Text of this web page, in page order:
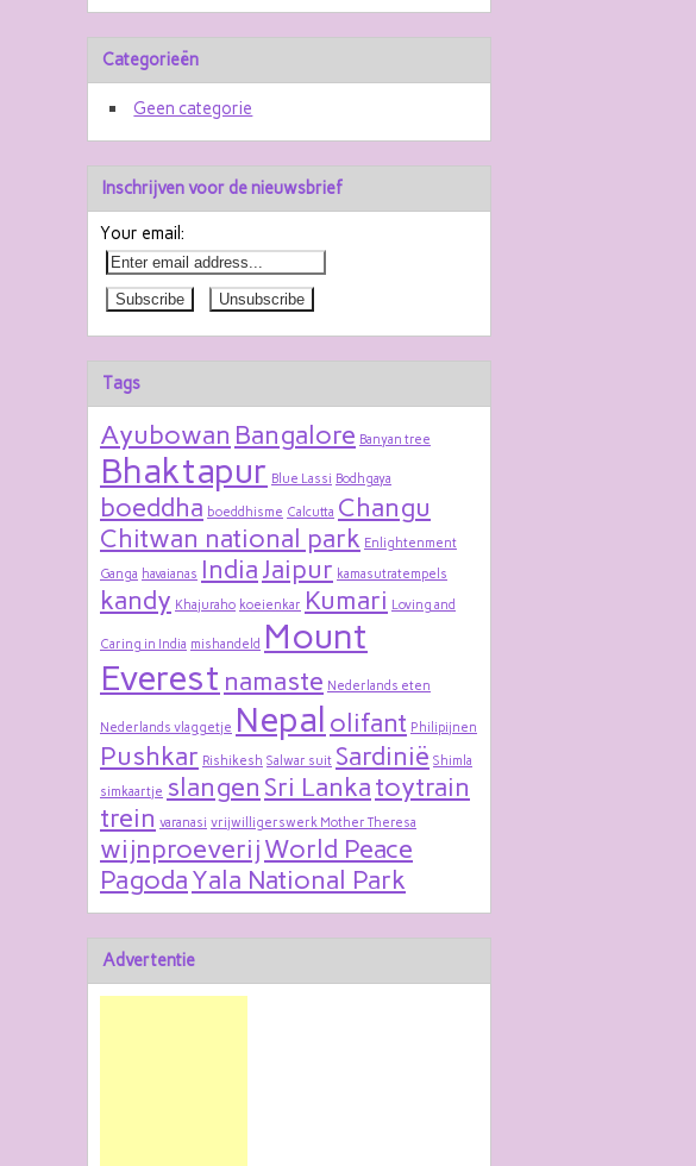
Categorieën
Geen categorie
Inschrijven voor de nieuwsbrief
Your email:
Tags
Ayubowan Bangalore Banyan tree
Bhaktapur Blue Lassi Bodhgaya
boeddha boeddhisme Calcutta Changu
Chitwan national park Enlightenment
Ganga havaianas IndiaJaipur kamasutratempels
kandy Khajuraho koeienkar Kumari Loving and
Caring in India mishandeld Mount
Everest namaste Nederlands eten
Nederlands vlaggetje Nepal olifant Philipijnen
Pushkar Rishikesh Salwar suit Sardinië Shimla
simkaartje slangen Sri Lankatoytrain
trein varanasi vrijwilligerswerk Mother Theresa
wijnproeverijWorld Peace
PagodaYala National Park
Advertentie